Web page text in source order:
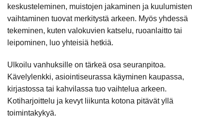
keskusteleminen, muistojen jakaminen ja kuulumisten
vaihtaminen tuovat merkitystä arkeen. Myös yhdessä
tekeminen, kuten valokuvien katselu, ruoanlaitto tai
leipominen, luo yhteisiä hetkiä.
Ulkoilu vanhuksille on tärkeä osa seuranpitoa.
Kävelylenkki, asiointiseurassa käyminen kaupassa,
kirjastossa tai kahvilassa tuo vaihtelua arkeen.
Kotiharjoittelu ja kevyt liikunta kotona pitävät yllä
toimintakykyä.